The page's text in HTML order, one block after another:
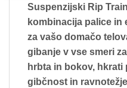
Suspenzijski Rip
kombinacija palice in
za vašo domačo
gibanje v vse smeri
hrbta in bokov,
gibčnost in